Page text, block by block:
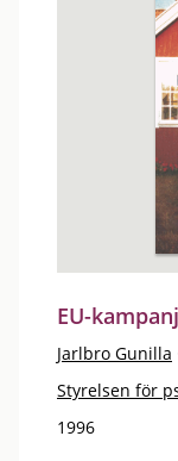
EU-
Jarlbro Gunilla
Styrelsen för
1996